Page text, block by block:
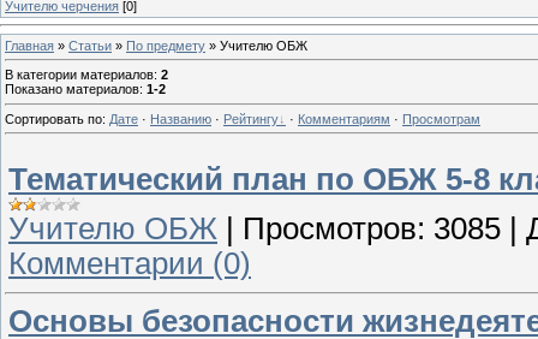
Учителю черчения [0]
Главная » Статьи » По предмету » Учителю ОБЖ
В категории материалов: 2
Показано материалов: 1-2
Сортировать по: Дате · Названию · Рейтингу · Комментариям · Просмотрам
Тематический план по ОБЖ 5-8
Учителю ОБЖ
Просмотров: 3085
Комментарии (0)
Основы безопасности